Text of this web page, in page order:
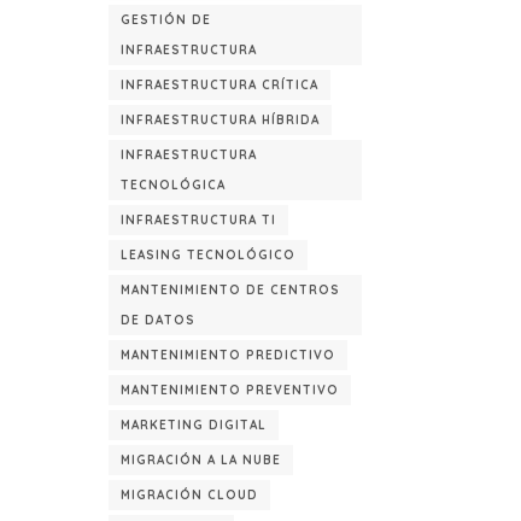
GESTIÓN DE
INFRAESTRUCTURA
INFRAESTRUCTURA CRÍTICA
INFRAESTRUCTURA HÍBRIDA
INFRAESTRUCTURA
TECNOLÓGICA
INFRAESTRUCTURA TI
LEASING TECNOLÓGICO
MANTENIMIENTO DE CENTROS
DE DATOS
MANTENIMIENTO PREDICTIVO
MANTENIMIENTO PREVENTIVO
MARKETING DIGITAL
MIGRACIÓN A LA NUBE
MIGRACIÓN CLOUD